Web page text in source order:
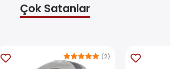
Çok Satanlar
(2)